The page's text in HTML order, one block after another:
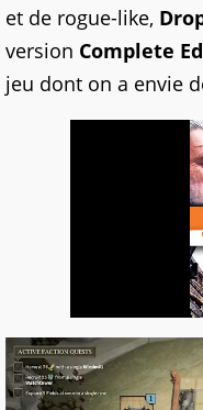
et de rogue-like,
version Complete
jeu dont on a envie